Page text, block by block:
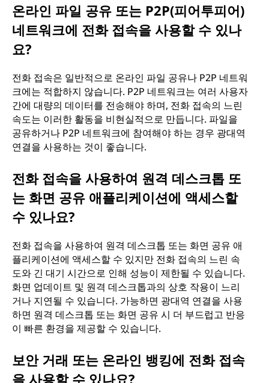
온라인 파일 공유 또는 P2P(피어투피어)
네트워크에 전화 접속을 사용할 수 있나
요?
전화 접속은 일반적으로 온라인 파일 공유나 P2P 네트워
크에는 적합하지 않습니다. P2P 네트워크는 여러 사용자
간에 대량의 데이터를 전송해야 하며, 전화 접속의 느린
속도는 이러한 활동을 비현실적으로 만듭니다. 파일을
공유하거나 P2P 네트워크에 참여해야 하는 경우 광대역
연결을 사용하는 것이 좋습니다.
전화 접속을 사용하여 원격 데스크톱 또
는 화면 공유 애플리케이션에 액세스할
수 있나요?
전화 접속을 사용하여 원격 데스크톱 또는 화면 공유 애
플리케이션에 액세스할 수 있지만 전화 접속의 느린 속
도와 긴 대기 시간으로 인해 성능이 제한될 수 있습니다.
화면 업데이트 및 원격 데스크톱과의 상호 작용이 느리
거나 지연될 수 있습니다. 가능하면 광대역 연결을 사용
하면 원격 데스크톱 또는 화면 공유 시 더 부드럽고 반응
이 빠른 환경을 제공할 수 있습니다.
보안 거래 또는 온라인 뱅킹에 전화 접속
을 사용할 수 있나요?